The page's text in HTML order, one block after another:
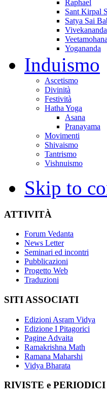
Raphael
Sant Kirpal
Satya Sai
Vivekananda
Yogananda
Induismo
Ascetismo
Divinità
Festività
Hatha Yoga
Asana
Pranayama
Movimenti
Shivaismo
Tantrismo
Vishnuismo
Skip to
ATTIVITÀ
Forum Vedanta
News Letter
Seminari ed incontri
Pubblicazioni
Progetto Web
Traduzioni
SITI ASSOCIATI
Edizioni Asram Vidya
Edizione I Pitagorici
Pagine Advaita
Ramakrishna Math
Ramana Maharshi
Vidya Bharata
RIVISTE e PERIODICI